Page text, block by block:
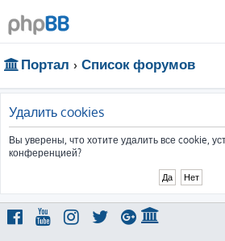
Портал Список форумов
Удалить cookies
Вы уверены, что хотите удалить все cookie,
конференцией?